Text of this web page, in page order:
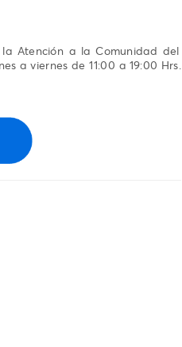
Atención a la Comunidad del
a viernes de 11:00 a 19:00 Hrs.